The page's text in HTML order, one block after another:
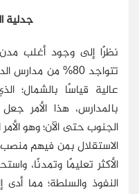
جدلية
نظرًا إلى وجود أغلب
تتواجد 80% من
بالمدارس، هذا الأمر
الجنوب حتى الآن؛ وهو
الاستقلال بمن فيهم
الأكثر تعليمًا وتمدنًا،
النفوذ والسلطة؛ مما